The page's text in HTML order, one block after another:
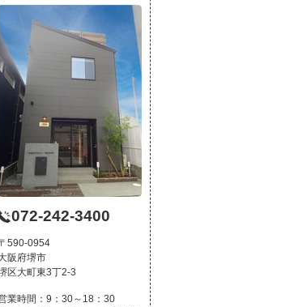
072-242-3400
590-0954
阪府堺市
区大町東3丁2-3
業時間：9：30～18：30